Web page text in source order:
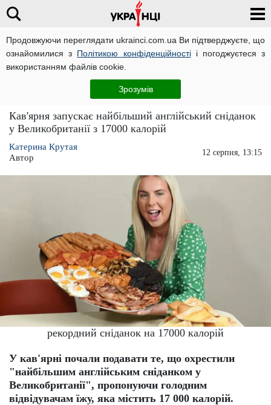
Продовжуючи переглядати ukrainci.com.ua Ви підтверджуєте, що
ознайомилися з Політикою конфіденційностіі погоджуєтеся з
використанням файлів cookie.
Зрозумів
Розваги
Кав'ярня запустила рекордний сніданок на
Кав'ярня запускає найбільший англійський сніданок
у Великобританії з 17000 калорій
Катерина Крутая
Автор
12 серпня, 13:15
рекордний сніданок на 17000 калорій
У кав'ярні почали подавати те, що охрестили
"найбільшим англійським сніданком у
Великобританії", пропонуючи голодним
відвідувачам їжу, яка містить 17 000 калорій.